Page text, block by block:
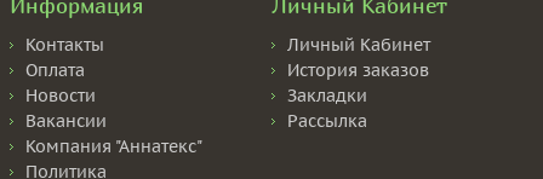
Контакты
Оплата
Новости
Вакансии
Компания "Аннатекс"
Политика
Личный Кабинет
История заказов
Закладки
Рассылка